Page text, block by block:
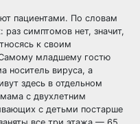
пациентами. По словам
симптомов нет, значит,
к своим
младшему гостю
носитель вируса, а
здесь в отдельном
с двухлетним
с детьми постарше